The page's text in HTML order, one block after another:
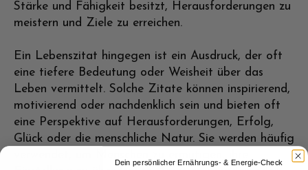
Stärke und Fähigkeit besitzt, Herausforderungen zu
meistern und Ziele zu erreichen.
Ein Lebenszitat hingegen ist ein Ausdruck, der oft
eine tiefere Bedeutung oder Weisheit über das
Leben vermittelt. Solche Zitate können inspirierend,
motivierend oder nachdenklich sein und bieten oft
eine Perspektive auf Herausforderungen, Erfolg,
Glück oder die menschliche Natur. Sie werden häufig
Dein persönlicher Ernährungs- & Energie-Check